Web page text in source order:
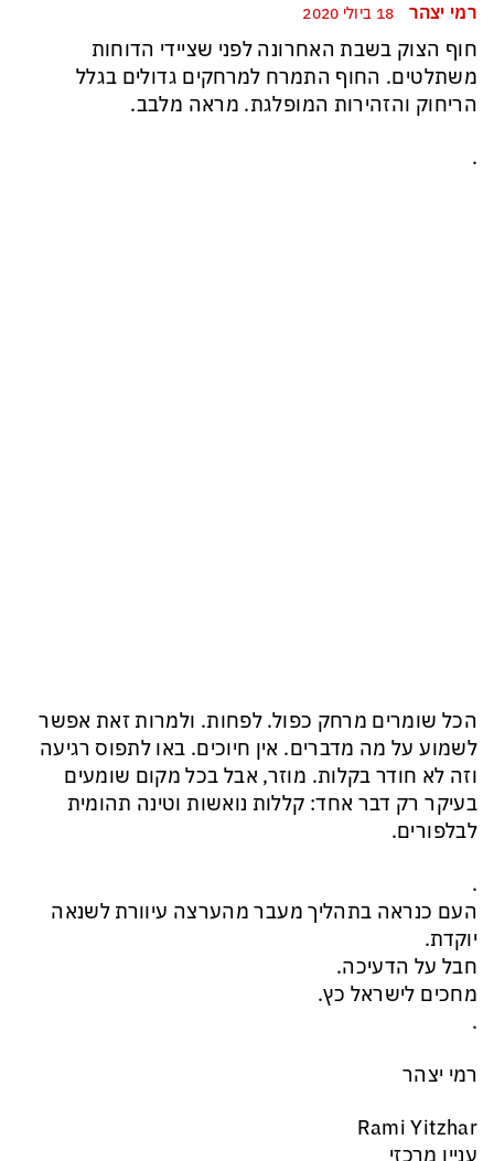
כמדיניות: כך הפכה ההוצאה להורג לכלי ההרתעה המרכזי של המשטר האיראני
א-סיסי, ארדואן ושליט קטאר מכנסים פגישת ״כיפה אדומה״ לנתניהו בנושא עזה
רמי יצהר
‏חוף הצוק בשבת האחרונה לפני שציידי הדוחות
משתלטים. החוף התמרח למרחקים גדולים בגלל
הריחוק והזהירות המופלגת. מראה מלבב.
.
הכל שומרים מרחק כפול. לפחות. ולמרות זאת אפשר
לשמוע על מה מדברים. אין חיוכים. באו לתפוס רגיעה
וזה לא חודר בקלות. מוזר, אבל בכל מקום שומעים
בעיקר רק דבר אחד: קללות נואשות וטינה תהומית
לבלפורים.
.
העם כנראה בתהליך מעבר מהערצה עיוורת לשנאה
יוקדת.
חבל על הדעיכה.
מחכים לישראל כץ.
.
רמי יצהר
Rami Yitzhar
עניין מרכזי